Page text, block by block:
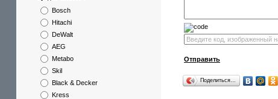
Bosch
Hitachi
DeWalt
AEG
Metabo
Skil
Black & Decker
Kress
Отправить
Поделиться…